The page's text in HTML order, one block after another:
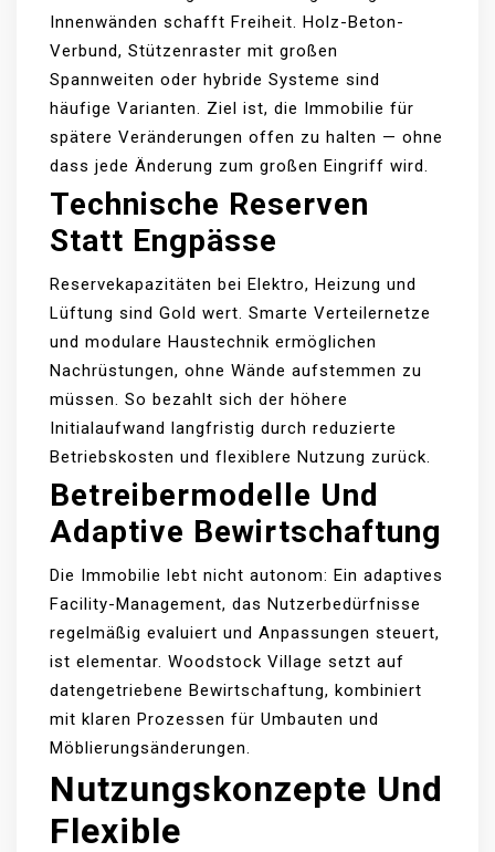
Innenwänden schafft Freiheit. Holz-Beton-
Verbund, Stützenraster mit großen
Spannweiten oder hybride Systeme sind
häufige Varianten. Ziel ist, die Immobilie für
spätere Veränderungen offen zu halten — ohne
dass jede Änderung zum großen Eingriff wird.
Technische Reserven
Statt Engpässe
Reservekapazitäten bei Elektro, Heizung und
Lüftung sind Gold wert. Smarte Verteilernetze
und modulare Haustechnik ermöglichen
Nachrüstungen, ohne Wände aufstemmen zu
müssen. So bezahlt sich der höhere
Initialaufwand langfristig durch reduzierte
Betriebskosten und flexiblere Nutzung zurück.
Betreibermodelle Und
Adaptive Bewirtschaftung
Die Immobilie lebt nicht autonom: Ein adaptives
Facility-Management, das Nutzerbedürfnisse
regelmäßig evaluiert und Anpassungen steuert,
ist elementar. Woodstock Village setzt auf
datengetriebene Bewirtschaftung, kombiniert
mit klaren Prozessen für Umbauten und
Möblierungsänderungen.
Nutzungskonzepte Und
Flexible